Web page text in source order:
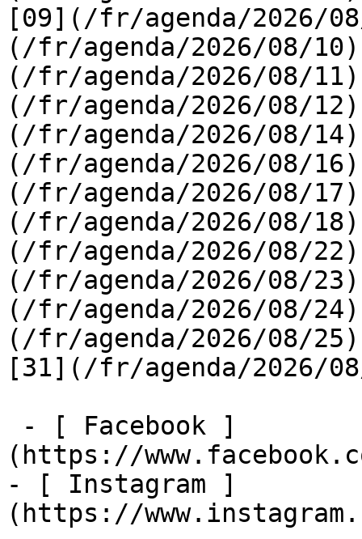
[09](/fr/agenda/2026/
(/fr/agenda/2026/08/
(/fr/agenda/2026/08/
(/fr/agenda/2026/08/
(/fr/agenda/2026/08/
(/fr/agenda/2026/08/
(/fr/agenda/2026/08/
(/fr/agenda/2026/08/
(/fr/agenda/2026/08/
(/fr/agenda/2026/08/
(/fr/agenda/2026/08/
(/fr/agenda/2026/08/
[31](/fr/agenda/
(https://
- [ Instagram ]
(https://